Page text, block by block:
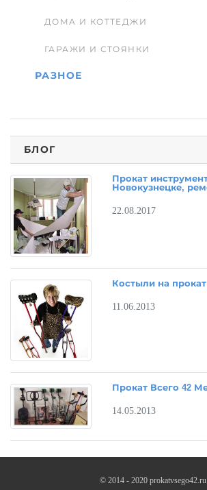
ДОМА И КОТТЕДЖИ
ГАРАЖИ И СТОЯНКИ
РАЗНОЕ
БЛОГ
Прокат
Новокузнецке,
22.08.2017
Костыли на прокат
11.06.2013
Прокат Всего 42
14.05.2013
© 2014 - 2020 prokatvsego42.ru